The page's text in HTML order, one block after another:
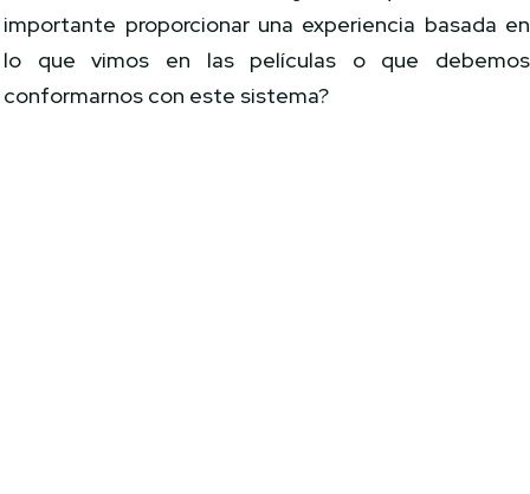
importante proporcionar una experiencia basada en
lo que vimos en las películas o que debemos
conformarnos con este sistema?